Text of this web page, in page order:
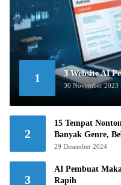
1 3 Website AI
30 November 2023
2
15 Tempat
Banyak Genre,
29 Desember 2024
3
AI Pembuat
Rapih